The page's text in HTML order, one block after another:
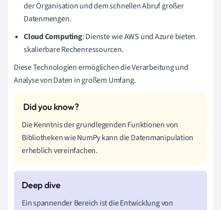
der Organisation und dem schnellen Abruf großer
Datenmengen.
Cloud Computing: Dienste wie AWS und Azure bieten
skalierbare Rechenressourcen.
Diese Technologien ermöglichen die Verarbeitung und
Analyse von Daten in großem Umfang.
Die Kenntnis der grundlegenden Funktionen von
Bibliotheken wie NumPy kann die Datenmanipulation
erheblich vereinfachen.
Ein spannender Bereich ist die Entwicklung von